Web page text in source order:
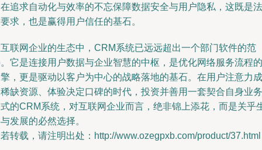
追求自动化与效率的不忘保障数据安全与用户隐私，这既是法
求，也是赢得用户信任的基石。
联网企业的生态中，CRM系统已远远超出一个部门软件的范
它是连接用户数据与企业智慧的中枢，是优化网络服务流程的
，更是驱动以客户为中心的战略落地的基石。在用户注意力成
缺资源、体验决定口碑的时代，投资并善用一套契合自身业务
的CRM系统，对互联网企业而言，绝非锦上添花，而是关乎
发展的必然选择。
转载，请注明出处：http://www.ozegpxb.com/product/37.html